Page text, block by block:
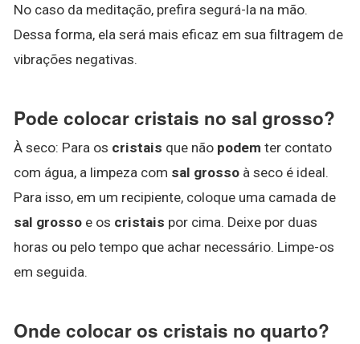
No caso da meditação, prefira segurá-la na mão.
Dessa forma, ela será mais eficaz em sua filtragem de
vibrações negativas.
Pode colocar cristais no sal grosso?
À seco: Para os cristais que não podem ter contato
com água, a limpeza com sal grosso à seco é ideal.
Para isso, em um recipiente, coloque uma camada de
sal grosso e os cristais por cima. Deixe por duas
horas ou pelo tempo que achar necessário. Limpe-os
em seguida.
Onde colocar os cristais no quarto?